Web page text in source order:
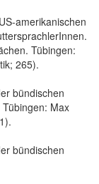
amerikanischen
Tübingen:
265).
bündischen
Max
bündischen